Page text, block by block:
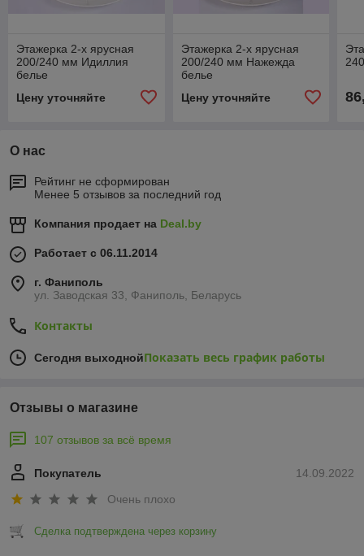
Этажерка 2-х ярусная
200/240 мм Идиллия
белье
Цену уточняйте
Этажерка 2-х ярусная
200/240 мм Нажежда
белье
Цену уточняйте
О нас
Рейтинг не сформирован
Менее 5 отзывов за последний год
Компания продает на Deal.by
Работает с 06.11.2014
г. Фаниполь
ул. Заводская 33, Фаниполь, Беларусь
Контакты
Сегодня выходнойПоказать весь график работы
Отзывы о магазине
107 отзывов за всё время
14.09.2022
Покупатель
Очень плохо
Сделка подтверждена через корзину